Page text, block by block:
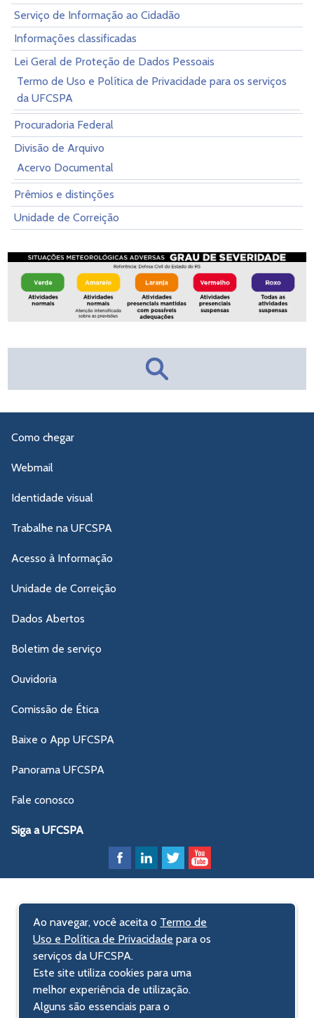
Serviço de Informação ao Cidadão
Informações classificadas
Lei Geral de Proteção de Dados Pessoais
Termo de Uso e Política de Privacidade para os serviços
da UFCSPA
Procuradoria Federal
Divisão de Arquivo
Acervo Documental
Prêmios e distinções
Unidade de Correição
Como chegar
Webmail
Identidade visual
Trabalhe na UFCSPA
Acesso à Informação
Unidade de Correição
Dados Abertos
Boletim de serviço
Ouvidoria
Comissão de Ética
Baixe o App UFCSPA
Panorama UFCSPA
Fale conosco
Siga a UFCSPA
Ao navegar, você aceita o Termo de
Uso e Política de Privacidade para os
serviços da UFCSPA.
Este site utiliza cookies para uma
melhor experiência de utilização.
Alguns são essenciais para o